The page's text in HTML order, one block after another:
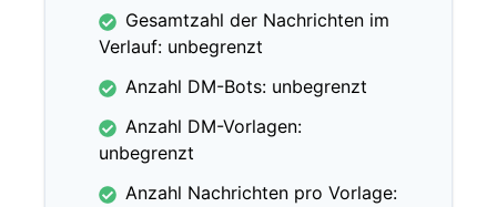
Gesamtzahl der Nachrichten im
Verlauf: unbegrenzt
Anzahl DM-Bots: unbegrenzt
Anzahl DM-Vorlagen:
unbegrenzt
Anzahl Nachrichten pro Vorlage: